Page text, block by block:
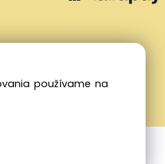
používame na